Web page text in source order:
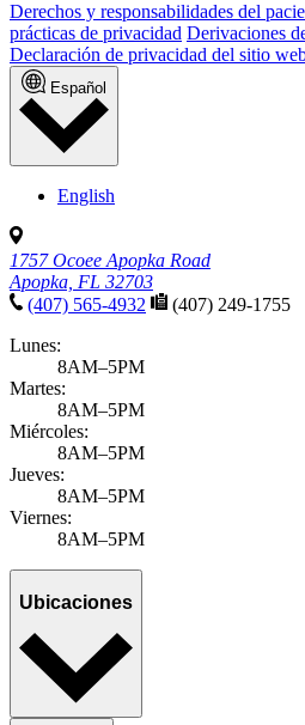
Derechos y responsabilidades del
prácticas de privacidad Derivaciones
Declaración de privacidad del sitio
Español
English
1757 Ocoee Apopka Road
Apopka, FL 32703
(407) 565-4932
(407) 249-1755
Lunes:
8AM–5PM
Martes:
8AM–5PM
Miércoles:
8AM–5PM
Jueves:
8AM–5PM
Viernes:
8AM–5PM
Ubicaciones